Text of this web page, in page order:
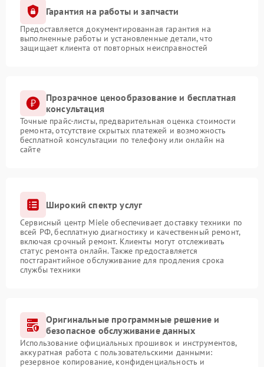
Гарантия на работы и запчасти
Предоставляется документированная гарантия на
выполненные работы и установленные детали, что
защищает клиента от повторных неисправностей
Прозрачное ценообразование и бесплатная
консультация
Точные прайс-листы, предварительная оценка стоимости
ремонта, отсутствие скрытых платежей и возможность
бесплатной консультации по телефону или онлайн на
сайте
Широкий спектр услуг
Сервисный центр Miele обеспечивает доставку техники по
всей РФ, бесплатную диагностику и качественный ремонт,
включая срочный ремонт. Клиенты могут отслеживать
статус ремонта онлайн. Также предоставляется
постгарантийное обслуживание для продления срока
службы техники
Оригинальные программные решение и
безопасное обслуживание данных
Использование официальных прошивок и инструментов,
аккуратная работа с пользовательскими данными:
резервное копирование, конфиденциальность и